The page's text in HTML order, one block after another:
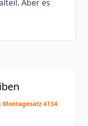
Aber es
4134